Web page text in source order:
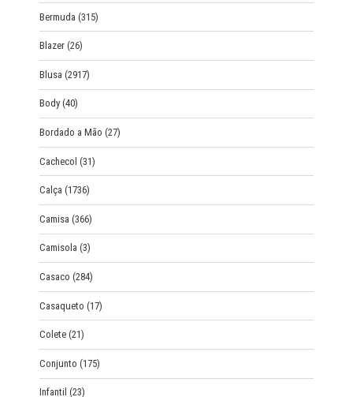
Bermuda (315)
Blazer (26)
Blusa (2917)
Body (40)
Bordado a Mão (27)
Cachecol (31)
Calça (1736)
Camisa (366)
Camisola (3)
Casaco (284)
Casaqueto (17)
Colete (21)
Conjunto (175)
Infantil (23)